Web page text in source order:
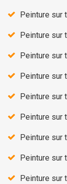
Peinture sur
Peinture sur
Peinture sur
Peinture sur
Peinture sur
Peinture sur
Peinture sur
Peinture sur
Peinture sur